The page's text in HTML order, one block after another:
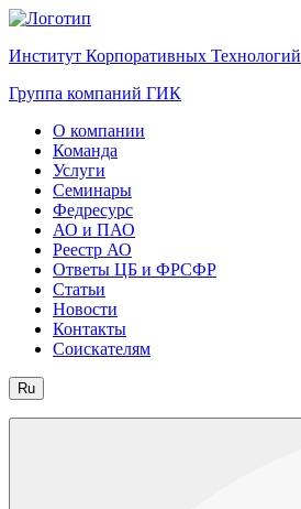
Институт Корпоративных Технологий
Группа компаний ГИК
О компании
Команда
Услуги
Семинары
Федресурс
АО и ПАО
Реестр АО
Ответы ЦБ и ФРСФР
Статьи
Новости
Контакты
Соискателям
Ru